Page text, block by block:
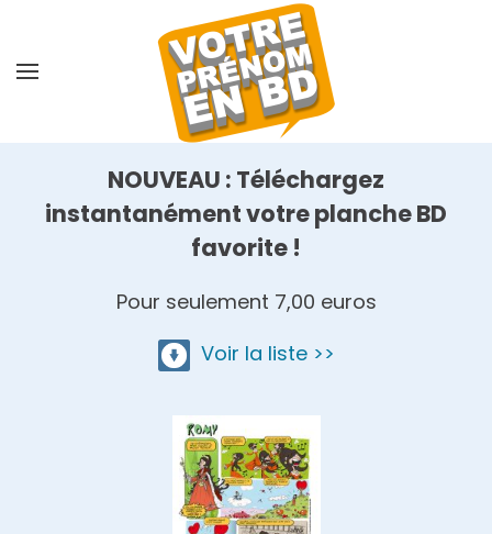
NOUVEAU : Téléchargez
instantanément votre planche BD
favorite !
Pour seulement 7,00 euros
Voir la liste >>